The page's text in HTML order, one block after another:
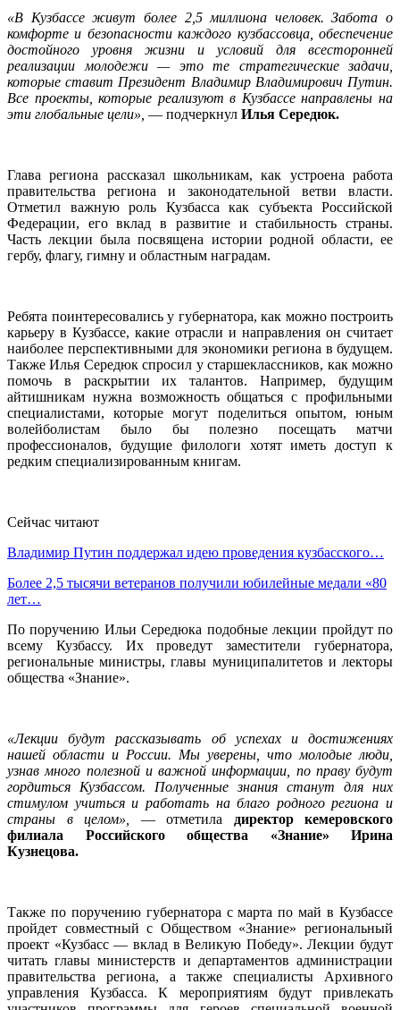
«В Кузбассе живут более 2,5 миллиона человек. Забота о
комфорте и безопасности каждого кузбассовца, обеспечение
достойного уровня жизни и условий для всесторонней
реализации молодежи — это те стратегические задачи,
которые ставит Президент Владимир Владимирович Путин.
Все проекты, которые реализуют в Кузбассе направлены на
эти глобальные цели», — подчеркнул Илья Середюк.
Глава региона рассказал школьникам, как устроена работа
правительства региона и законодательной ветви власти.
Отметил важную роль Кузбасса как субъекта Российской
Федерации, его вклад в развитие и стабильность страны.
Часть лекции была посвящена истории родной области, ее
гербу, флагу, гимну и областным наградам.
Ребята поинтересовались у губернатора, как можно построить
карьеру в Кузбассе, какие отрасли и направления он считает
наиболее перспективными для экономики региона в будущем.
Также Илья Середюк спросил у старшеклассников, как можно
помочь в раскрытии их талантов. Например, будущим
айтишникам нужна возможность общаться с профильными
специалистами, которые могут поделиться опытом, юным
волейболистам было бы полезно посещать матчи
профессионалов, будущие филологи хотят иметь доступ к
редким специализированным книгам.
Сейчас читают
Владимир Путин поддержал идею проведения кузбасского…
Более 2,5 тысячи ветеранов получили юбилейные медали «80
лет…
По поручению Ильи Середюка подобные лекции пройдут по
всему Кузбассу. Их проведут заместители губернатора,
региональные министры, главы муниципалитетов и лекторы
общества «Знание».
«Лекции будут рассказывать об успехах и достижениях
нашей области и России. Мы уверены, что молодые люди,
узнав много полезной и важной информации, по праву будут
гордиться Кузбассом. Полученные знания станут для них
стимулом учиться и работать на благо родного региона и
страны в целом»,
— отметила директор кемеровского
филиала Российского общества «Знание» Ирина
Кузнецова.
Также по поручению губернатора с марта по май в Кузбассе
пройдет совместный с Обществом «Знание» региональный
проект «Кузбасс — вклад в Великую Победу». Лекции будут
читать главы министерств и департаментов администрации
правительства региона, а также специалисты Архивного
управления Кузбасса. К мероприятиям будут привлекать